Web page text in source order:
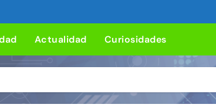
Android baratos se hacen pasar por
para subir un kit de herramientas de post-
Actualidad Curiosidades